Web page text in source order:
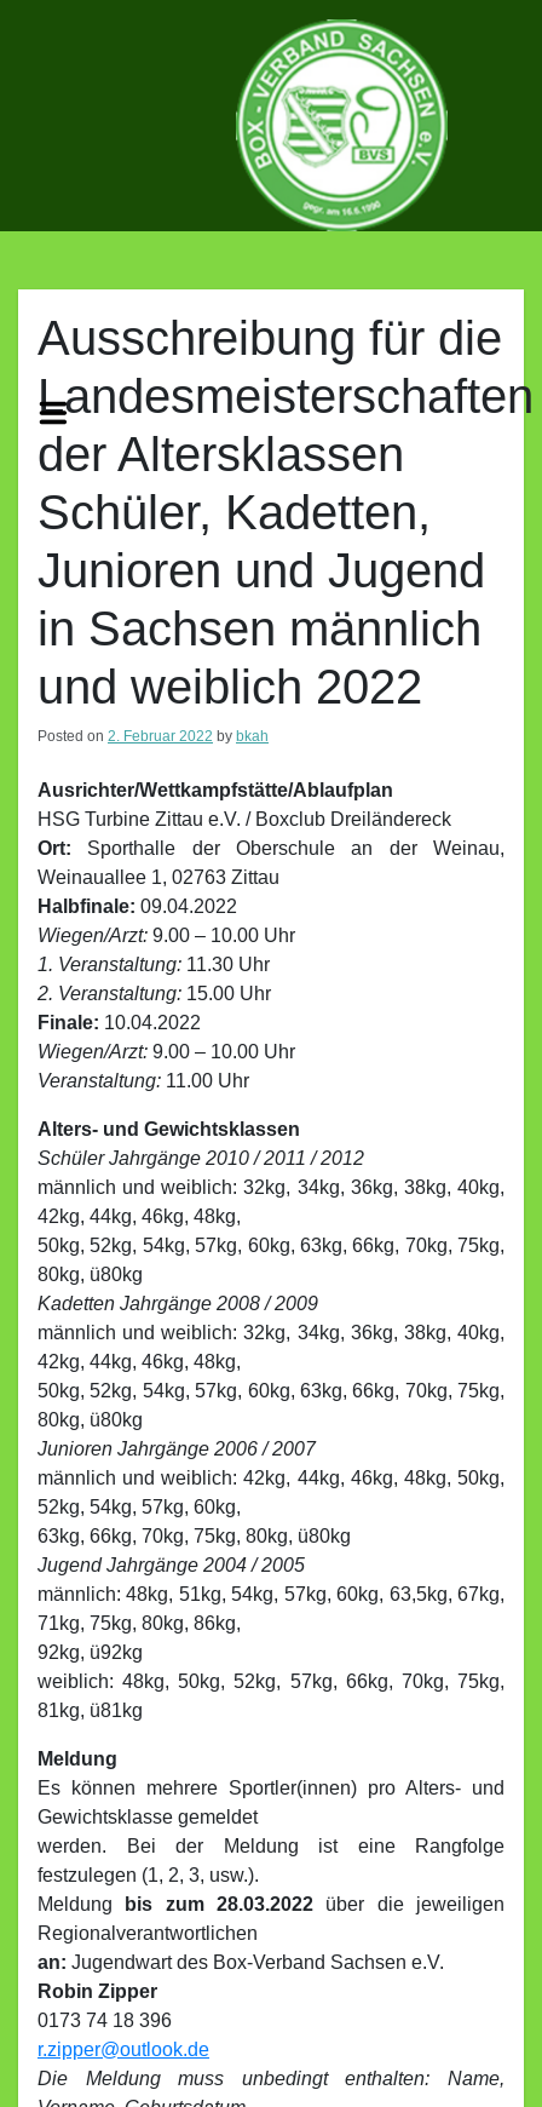
VERBAND
SACHSEN
E.V.
Ausschreibung für die
Landesmeisterschaften
der Altersklassen
Schüler, Kadetten,
Junioren und Jugend
in Sachsen männlich
und weiblich 2022
Posted on 2. Februar 2022 by bkah
Ausrichter/Wettkampfstätte/Ablaufplan
HSG Turbine Zittau e.V. / Boxclub Dreiländereck
Ort: Sporthalle der Oberschule an der Weinau,
Weinauallee 1, 02763 Zittau
Halbfinale: 09.04.2022
Wiegen/Arzt: 9.00 – 10.00 Uhr
1. Veranstaltung: 11.30 Uhr
2. Veranstaltung: 15.00 Uhr
Finale: 10.04.2022
Wiegen/Arzt: 9.00 – 10.00 Uhr
Veranstaltung: 11.00 Uhr
Alters- und Gewichtsklassen
Schüler Jahrgänge 2010 / 2011 / 2012
männlich und weiblich: 32kg, 34kg, 36kg, 38kg, 40kg,
42kg, 44kg, 46kg, 48kg,
50kg, 52kg, 54kg, 57kg, 60kg, 63kg, 66kg, 70kg, 75kg,
80kg, ü80kg
Kadetten Jahrgänge 2008 / 2009
männlich und weiblich: 32kg, 34kg, 36kg, 38kg, 40kg,
42kg, 44kg, 46kg, 48kg,
50kg, 52kg, 54kg, 57kg, 60kg, 63kg, 66kg, 70kg, 75kg,
80kg, ü80kg
Junioren Jahrgänge 2006 / 2007
männlich und weiblich: 42kg, 44kg, 46kg, 48kg, 50kg,
52kg, 54kg, 57kg, 60kg,
63kg, 66kg, 70kg, 75kg, 80kg, ü80kg
Jugend Jahrgänge 2004 / 2005
männlich: 48kg, 51kg, 54kg, 57kg, 60kg, 63,5kg, 67kg,
71kg, 75kg, 80kg, 86kg,
92kg, ü92kg
weiblich: 48kg, 50kg, 52kg, 57kg, 66kg, 70kg, 75kg,
81kg, ü81kg
Meldung
Es können mehrere Sportler(innen) pro Alters- und
Gewichtsklasse gemeldet
werden. Bei der Meldung ist eine Rangfolge
festzulegen (1, 2, 3, usw.).
Meldung
bis zum 28.03.2022 über die jeweiligen
Regionalverantwortlichen
an: Jugendwart des Box-Verband Sachsen e.V.
Robin Zipper
0173 74 18 396
r.zipper@outlook.de
Die Meldung muss unbedingt enthalten: Name,